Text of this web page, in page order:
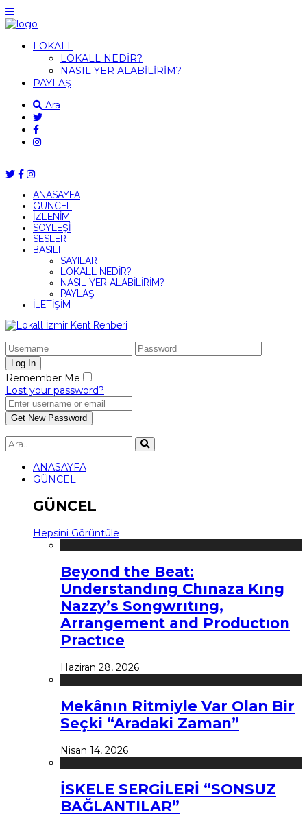
LOKALL
LOKALL NEDİR?
NASIL YER ALABİLİRİM?
PAYLAŞ
Ara
ANASAYFA
GÜNCEL
İZLENİM
SÖYLEŞİ
SESLER
BASILI
SAYILAR
LOKALL NEDİR?
NASIL YER ALABİLİRİM?
PAYLAŞ
İLETİŞİM
Remember Me
Lost your password?
ANASAYFA
GÜNCEL
GÜNCEL
Hepsini Görüntüle
Beyond the Beat:
Understandıng Chınaza Kıng
Nazzy’s Songwrıtıng,
Arrangement and Productıon
Practıce
Haziran 28, 2026
Mekânın Ritmiyle Var Olan Bir
Seçki “Aradaki Zaman”
Nisan 14, 2026
İSKELE SERGİLERİ “SONSUZ
BAĞLANTILAR”